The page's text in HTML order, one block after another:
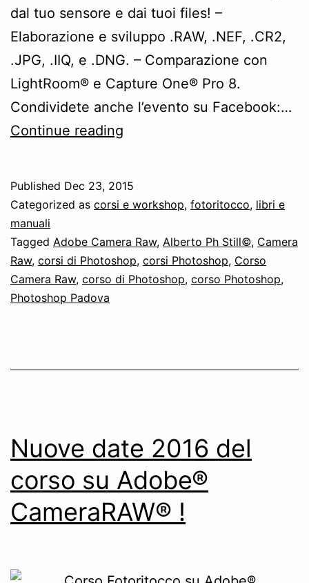
dal tuo sensore e dai tuoi files! –
Elaborazione e sviluppo .RAW, .NEF, .CR2,
.JPG, .IIQ, e .DNG. – Comparazione con
LightRoom® e Capture One® Pro 8.
Condividete anche l’evento su Facebook:…
Continue reading
RAW9.0
su
Adobe®
Published Dec 23, 2015
Categorized as corsi e workshop, fotoritocco, libri e
manuali
Tagged Adobe Camera Raw, Alberto Ph Still©, Camera
Raw, corsi di Photoshop, corsi Photoshop, Corso
Camera Raw, corso di Photoshop, corso Photoshop,
Photoshop Padova
Nuove date 2016 del
corso su Adobe®
CameraRAW® !